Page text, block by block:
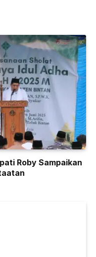
Roby Sampaikan